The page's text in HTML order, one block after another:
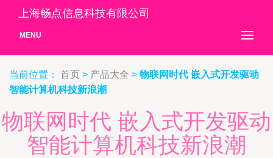
上海畅点信息科技有限公司
MENU
当前位置： 首页 > 产品大全 > 物联网时代 嵌入式开发驱动
智能计算机科技新浪潮
物联网时代 嵌入式开发驱动
智能计算机科技新浪潮